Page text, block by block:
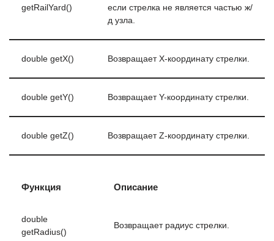
getRailYard()
если стрелка не является частью ж/
д узла.
double getX() Возвращает X-координату стрелки.
double getY() Возвращает Y-координату стрелки.
double getZ() Возвращает Z-координату стрелки.
Функция Описание
double
getRadius()
Возвращает радиус стрелки.